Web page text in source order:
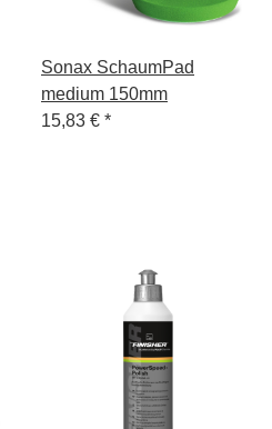
Sonax SchaumPad
medium 150mm
15,83 € *